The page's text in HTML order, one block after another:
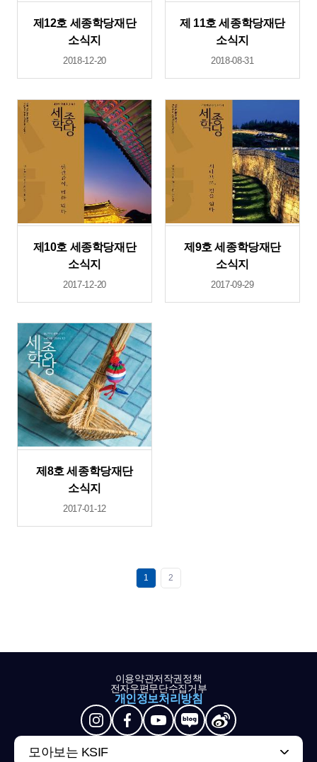
제12호 세종학당재단
소식지
2018-12-20
제 11호 세종학당재단
소식지
2018-08-31
제10호 세종학당재단
소식지
2017-12-20
제9호 세종학당재단
소식지
2017-09-29
제8호 세종학당재단
소식지
2017-01-12
1 2
이용약관저작권정책
전자우편무단수집거부
개인정보처리방침
모아보는 KSIF